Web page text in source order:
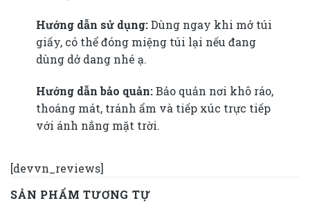
Hướng dẫn sử dụng:Dùng ngay khi mở túi
giấy, có thể đóng miệng túi lại nếu đang
dùng dở dang nhé ạ.
Hướng dẫn bảo quản:Bảo quản nơi khô ráo,
thoáng mát, tránh ẩm và tiếp xúc trực tiếp
với ánh nắng mặt trời.
[devvn_reviews]
SẢN PHẨM TƯƠNG TỰ